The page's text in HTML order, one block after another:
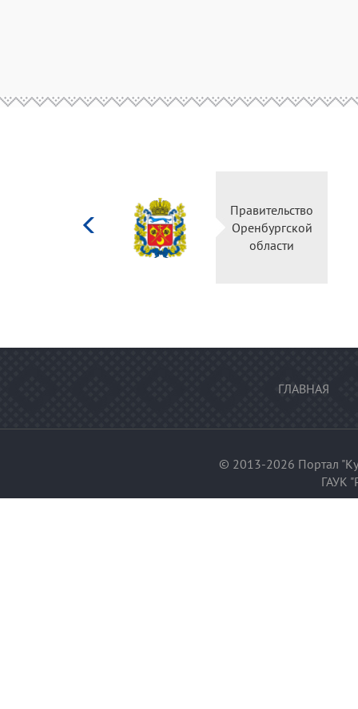
Правительство
Оренбургской
области
ГЛАВНАЯ
© 2013-2026 Портал
ГАУК